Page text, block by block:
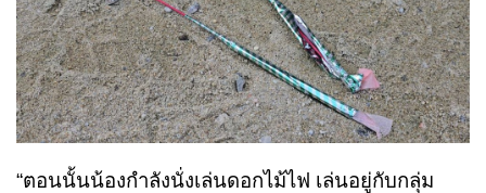
“ตอนนั้นน้องกำลังนั่งเล่นดอกไม้ไฟ เล่นอยู่กับกลุ่ม